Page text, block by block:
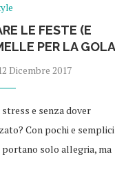
LE FESTE (E
PER LA
Dicembre 2017
e senza dover
Con pochi e semplici
portano solo allegria, ma